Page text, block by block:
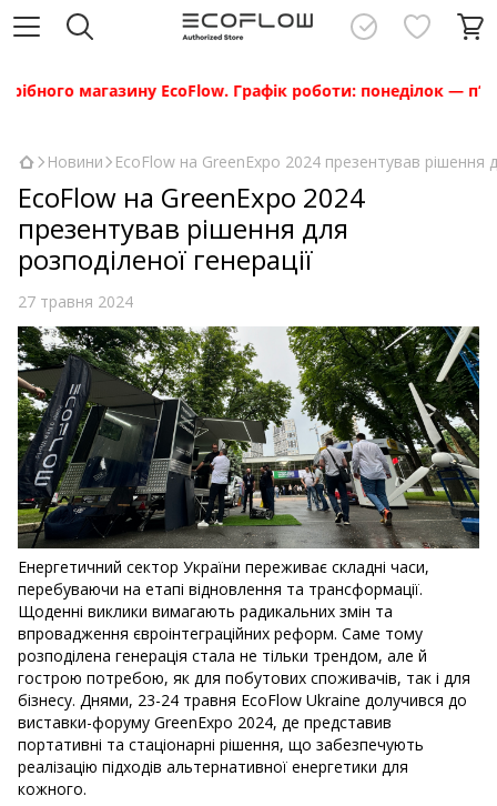
магазину EcoFlow. Графік роботи: понеділок —
Новини EcoFlow на GreenExpo 2024 презентував рішення
EcoFlow на GreenExpo 2024
презентував рішення для
розподіленої генерації
27 травня 2024
Енергетичний сектор України переживає складні часи,
перебуваючи на етапі відновлення та трансформації.
Щоденні виклики вимагають радикальних змін та
впровадження євроінтеграційних реформ. Саме тому
розподілена генерація стала не тільки трендом, але й
гострою потребою, як для побутових споживачів, так і для
бізнесу. Днями, 23-24 травня EcoFlow Ukraine долучився до
виставки-форуму GreenExpo 2024, де представив
портативні та стаціонарні рішення, що забезпечують
реалізацію підходів альтернативної енергетики для
кожного.